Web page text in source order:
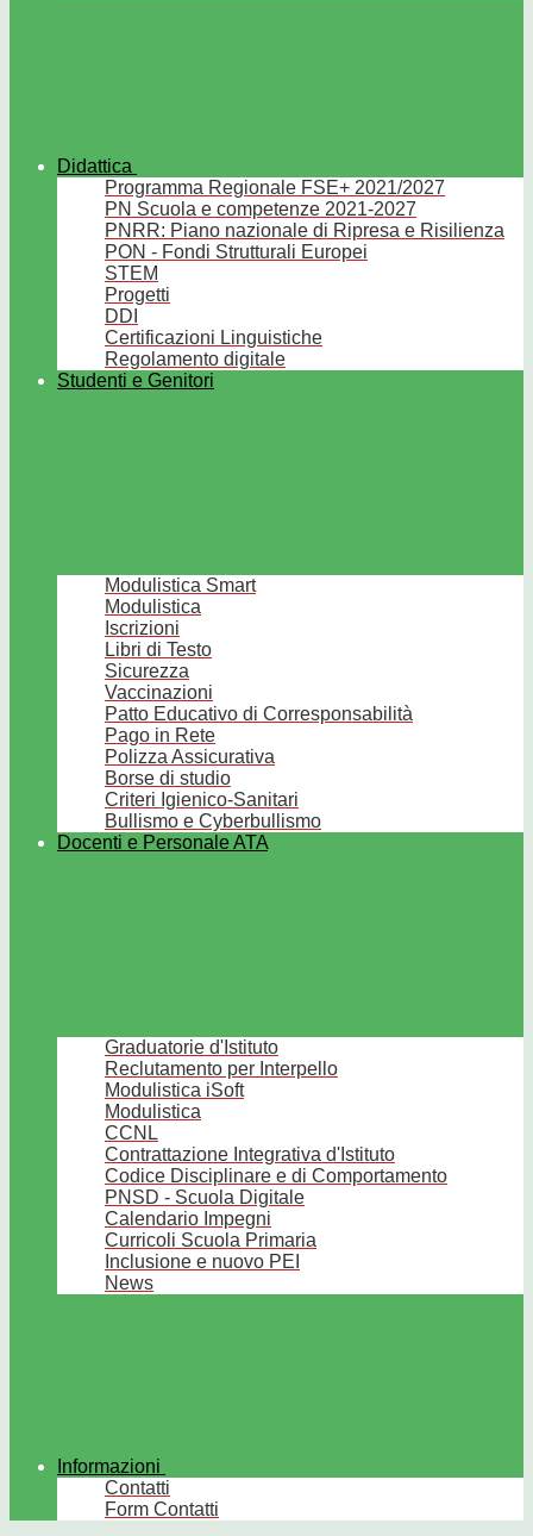
Didattica
Programma Regionale FSE+ 2021/2027
PN Scuola e competenze 2021-2027
PNRR: Piano nazionale di Ripresa e Risilienza
PON - Fondi Strutturali Europei
STEM
Progetti
DDI
Certificazioni Linguistiche
Regolamento digitale
Studenti e Genitori
Modulistica Smart
Modulistica
Iscrizioni
Libri di Testo
Sicurezza
Vaccinazioni
Patto Educativo di Corresponsabilità
Pago in Rete
Polizza Assicurativa
Borse di studio
Criteri Igienico-Sanitari
Bullismo e Cyberbullismo
Docenti e Personale ATA
Graduatorie d'Istituto
Reclutamento per Interpello
Modulistica iSoft
Modulistica
CCNL
Contrattazione Integrativa d'Istituto
Codice Disciplinare e di Comportamento
PNSD - Scuola Digitale
Calendario Impegni
Curricoli Scuola Primaria
Inclusione e nuovo PEI
News
Informazioni
Contatti
Form Contatti